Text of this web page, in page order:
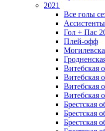
2021
Все голы
Гол + Пас
Плей-офф
Витебская
Витебская
Витебская
Витебская
Брестская
Брестская
Брестская